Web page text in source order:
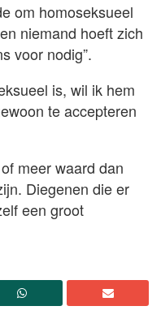
om homoseksueel
niemand hoeft zich
voor nodig”.
is, wil ik hem
te accepteren
meer waard dan
Diegenen die er
een groot